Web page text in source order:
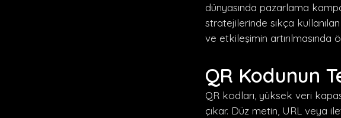
dünyasında pazarlama
stratejilerinde sıkça
ve etkileşimin artırılmasında
QR Kodunun
QR kodları, yüksek veri
çıkar. Düz metin, URL veya